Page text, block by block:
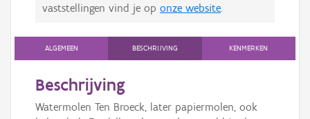
vaststellingen vind je op onze website
ALGEMEEN BESCHRIJVING KENMERKEN
Beschrijving
Watermolen Ten Broeck, later papiermolen, ook